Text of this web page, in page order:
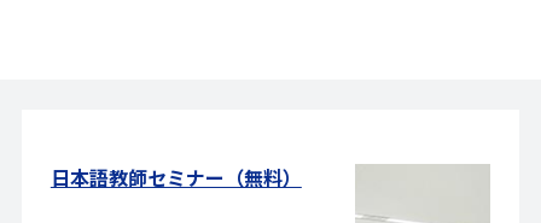
日本語教師セミナー（無料）